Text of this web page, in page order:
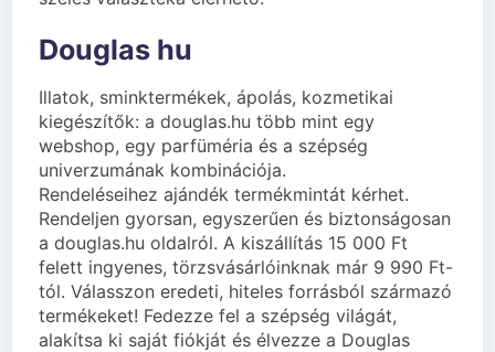
Douglas hu
Illatok, sminktermékek, ápolás, kozmetikai
kiegészítők: a douglas.hu több mint egy
webshop, egy parfüméria és a szépség
univerzumának kombinációja.
Rendeléseihez ajándék termékmintát kérhet.
Rendeljen gyorsan, egyszerűen és biztonságosan
a douglas.hu oldalról. A kiszállítás 15 000 Ft
felett ingyenes, törzsvásárlóinknak már 9 990 Ft-
tól. Válasszon eredeti, hiteles forrásból származó
termékeket! Fedezze fel a szépség világát,
alakítsa ki saját fiókját és élvezze a Douglas